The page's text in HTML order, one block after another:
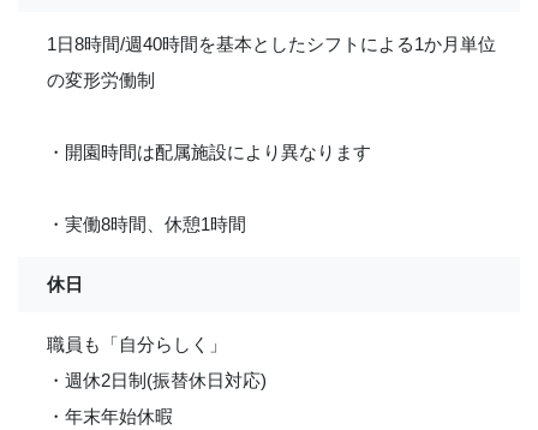
1日8時間/週40時間を基本としたシフトによる1か月単位
の変形労働制
・開園時間は配属施設により異なります
・実働8時間、休憩1時間
休日
職員も「自分らしく」
・週休2日制(振替休日対応)
・年末年始休暇